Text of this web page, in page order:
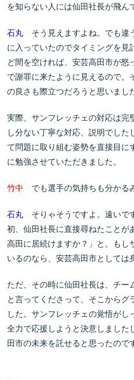
を知らない人には仙田社長が飛ん
石丸 そう見えますよね。でも違
に入っていたのでタイミングを見
ど間を空ければ、安芸高田市が
で謝罪に来たように見えるので。
の良さも際立つだろうと思いまし
実際、サンフレッチェの対応は完
し分ない丁寧な対応、説明でした
て問題に取り組む姿勢を直接目に
に勉強させていただきました。
竹中 でも選手の気持ちも分かる
石丸 そりゃそうですよ。遠いで
初、仙田社長に直接尋ねたことが
高田に居続けますか？」と。もし
いるのなら、安芸高田市としては
ただ、その時に仙田社長は、チー
と言ってくださって、そこからグ
した。サンフレッチェの覚悟がし
全力で応援しようと決意しました
田市の未来を託せると思ったので